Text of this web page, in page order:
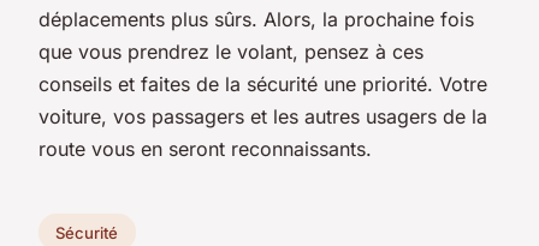
déplacements plus sûrs. Alors, la prochaine fois
que vous prendrez le volant, pensez à ces
conseils et faites de la sécurité une priorité. Votre
voiture, vos passagers et les autres usagers de la
route vous en seront reconnaissants.
Sécurité